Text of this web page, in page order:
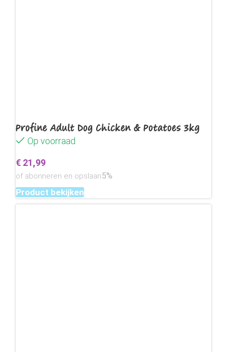
Profine Adult Dog Chicken & Potatoes 3kg
Op voorraad
€ 21,99
of abonneren en opslaan5%
Product bekijken